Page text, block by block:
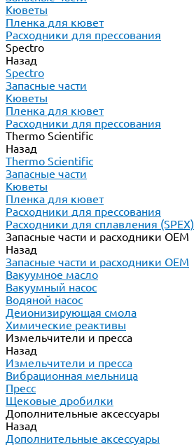
Кюветы
Пленка для кювет
Расходники для прессования
Spectro
Назад
Spectro
Запасные части
Кюветы
Пленка для кювет
Расходники для прессования
Thermo Scientific
Назад
Thermo Scientific
Запасные части
Кюветы
Пленка для кювет
Расходники для прессования
Расходники для сплавления (SPEX)
Запасные части и расходники ОЕМ
Назад
Запасные части и расходники ОЕМ
Вакуумное масло
Вакуумный насос
Водяной насос
Деионизирующая смола
Химические реактивы
Измельчители и пресса
Назад
Измельчители и пресса
Вибрационная мельница
Пресс
Щековые дробилки
Дополнительные аксессуары
Назад
Дополнительные аксессуары